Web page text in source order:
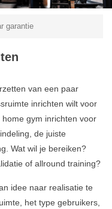
garantie
van een paar
inrichten wilt voor
gym inrichten voor
de juiste
Wat wil je bereiken?
of allround training?
idee naar realisatie te
het type gebruikers,